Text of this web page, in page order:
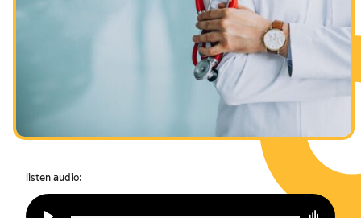
I digiuni commemorativi della distruzione del Tempio
listen audio: